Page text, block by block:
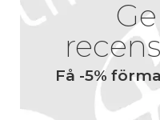
Ge
Få -5%